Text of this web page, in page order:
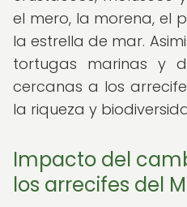
el mero, la morena, el
la estrella de mar.
tortugas marinas y
cercanas a los
la riqueza y
Impacto del
los arrecifes del